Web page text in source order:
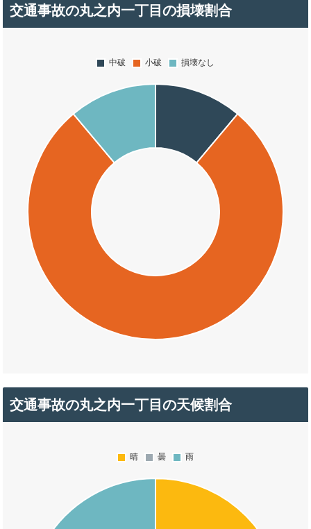
交通事故の丸之内一丁目の損壊割合
交通事故の丸之内一丁目の天候割合